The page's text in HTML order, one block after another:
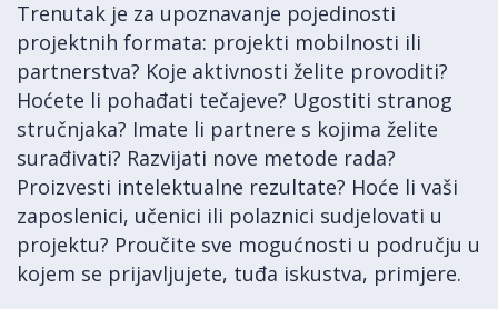
Trenutak je za upoznavanje pojedinosti
projektnih formata: projekti mobilnosti ili
partnerstva? Koje aktivnosti želite provoditi?
Hoćete li pohađati tečajeve? Ugostiti stranog
stručnjaka? Imate li partnere s kojima želite
surađivati? Razvijati nove metode rada?
Proizvesti intelektualne rezultate? Hoće li vaši
zaposlenici, učenici ili polaznici sudjelovati u
projektu? Proučite sve mogućnosti u području u
kojem se prijavljujete, tuđa iskustva, primjere.